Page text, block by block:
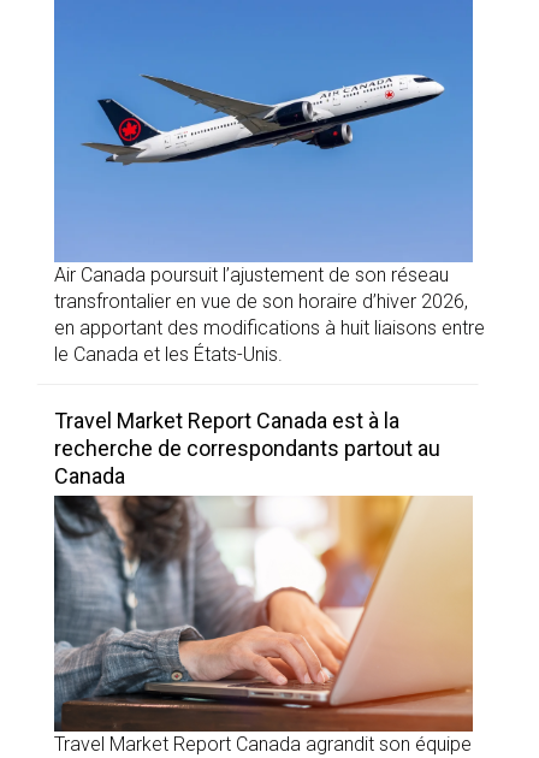
Air Canada poursuit l’ajustement de son réseau
transfrontalier en vue de son horaire d’hiver 2026,
en apportant des modifications à huit liaisons entre
le Canada et les États-Unis.
Travel Market Report Canada est à la
recherche de correspondants partout au
Canada
Travel Market Report Canada agrandit son équipe